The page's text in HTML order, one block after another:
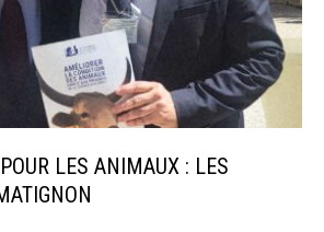
LES ANIMAUX : LES